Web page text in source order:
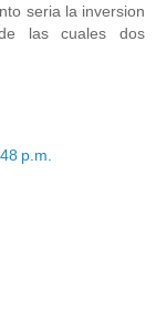
seria la inversion
las cuales dos
p.m.